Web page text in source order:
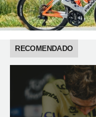
RECOMENDADO